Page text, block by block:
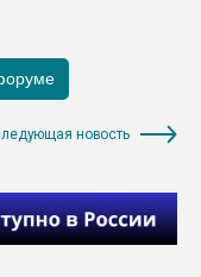
новость